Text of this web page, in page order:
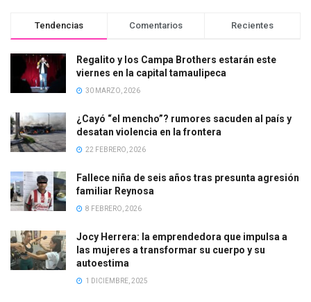
Tendencias Comentarios Recientes
Regalito y los Campa Brothers estarán este
viernes en la capital tamaulipeca
30 MARZO, 2026
¿Cayó “el mencho”? rumores sacuden al país y
desatan violencia en la frontera
22 FEBRERO, 2026
Fallece niña de seis años tras presunta agresión
familiar Reynosa
8 FEBRERO, 2026
Jocy Herrera: la emprendedora que impulsa a
las mujeres a transformar su cuerpo y su
autoestima
1 DICIEMBRE, 2025